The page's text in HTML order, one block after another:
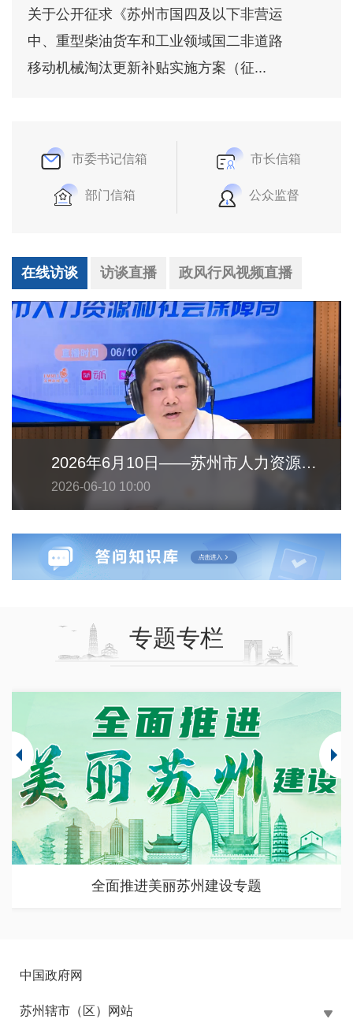
关于公开征求《苏州市国四及以下非营运
中、重型柴油货车和工业领域国二非道路
移动机械淘汰更新补贴实施方案（征...
市委书记信箱 市长信箱
部门信箱 公众监督
在线访谈 访谈直播 政风行风视频直播
2026年6月10日——苏州市人力资源和社会保障局
2026-06-10 10:00
专题专栏
中国政府网
苏州辖市（区）网站